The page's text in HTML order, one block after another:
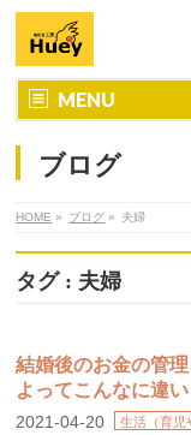
MENU
ブログ
HOME » ブログ » 夫婦
タグ : 夫婦
結婚後のお金の管
よってこんなに違い
2021-04-20 生活（育児